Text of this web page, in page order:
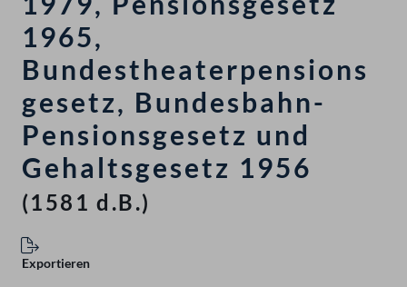
1965,
Bundestheaterpensions
gesetz, Bundesbahn-
Pensionsgesetz und
Gehaltsgesetz 1956
(1581 d.B.)
Exportieren